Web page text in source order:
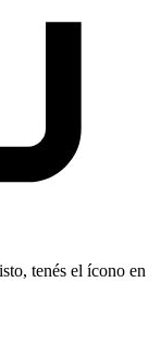
tenés el ícono en